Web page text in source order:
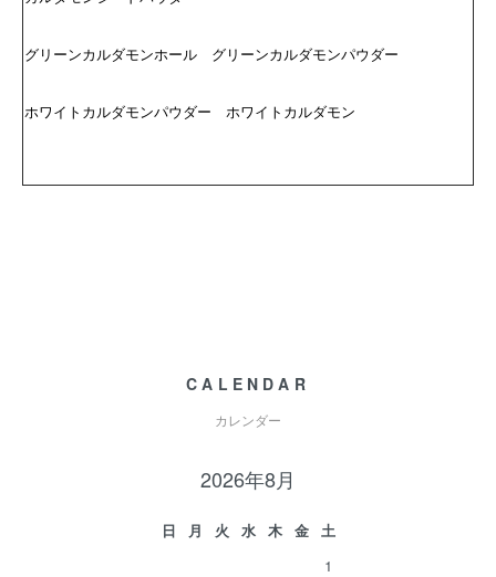
グリーンカルダモンホール グリーンカルダモンパウダー
ホワイトカルダモンパウダー ホワイトカルダモン
CALENDAR
カレンダー
2026年8月
日 月 火 水 木 金
土
1